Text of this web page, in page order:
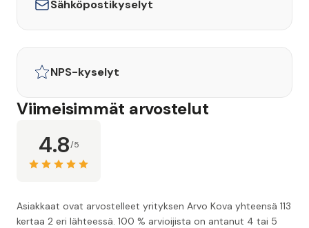
Sähköpostikyselyt
NPS-kyselyt
4.8/5
Viimeisimmät arvostelut
Asiakkaat ovat arvostelleet yrityksen Arvo Kova yhteensä 113
kertaa 2 eri lähteessä. 100 % arvioijista on antanut 4 tai 5